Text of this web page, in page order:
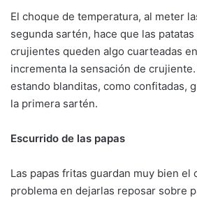
El choque de temperatura, al meter
segunda sartén, hace que las patatas
crujientes queden algo cuarteadas
incrementa la sensación de
estando blanditas, como confitadas,
la primera sartén.
Escurrido de las papas
Las papas fritas guardan muy bien el
problema en dejarlas reposar sobre